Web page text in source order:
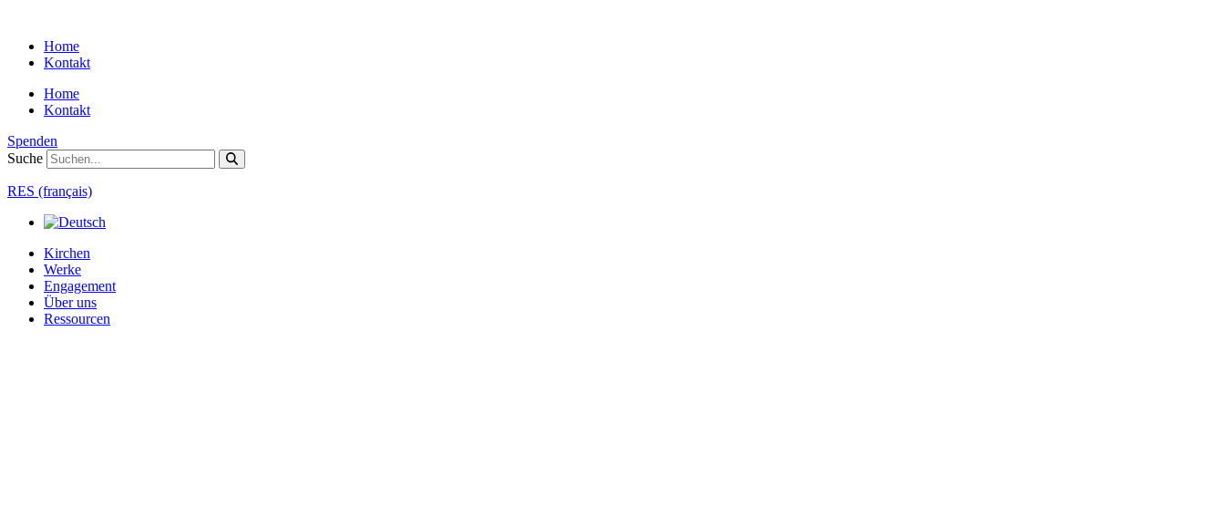
springenHome
Kontakt
Home
Kontakt
Spenden
Suche
RES (français)
Kirchen
Werke
Engagement
Über uns
Ressourcen